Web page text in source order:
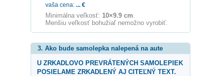
vaša cena: ... €
Minimálna veľkosť: 10×9.9 cm
Menšiu veľkosť bohužiaľ nemožno vyrobiť.
3. Ako bude samolepka nalepená na aute
U ZRKADLOVO PREVRÁTENÝCH SAMOLEPIEK
POSIELAME ZRKADLENÝ AJ CITEĽNÝ TEXT.